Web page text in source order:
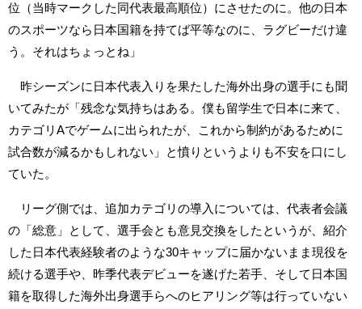
位（当時マークした同代表最高順位）にさせたのに。他の日本
のスポーツなら日本国籍を持てば平等なのに、ラグビーだけ違
う。それはちょっとね」
昨シーズンに日本代表入りを果たした海外出身の選手にも聞
いてみたが「残念な気持ちはある。僕も留学生で日本に来て、
カテゴリAでゲームに出られたが、これから制約があるために
試合数が減るかもしれない」と憤りというよりも不安を口にし
ていた。
リーグ側では、追加カテゴリの導入については、代表者会議
の「総意」として、選手会とも意見交換をしたというが、紹介
した日本代表経験者のような30キャップに届かないまま現役を
続ける選手や、昨季代表デビューを遂げた若手、そして日本国
籍を取得した海外出身選手らへのヒアリング等は行っていない